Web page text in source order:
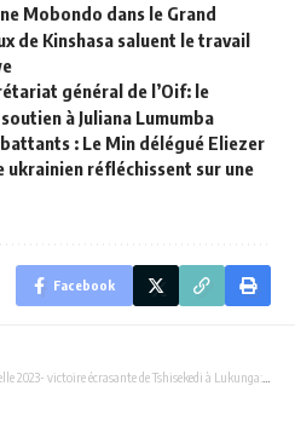
Mobondo dans le Grand
de Kinshasa saluent le travail
général de l’Oif: le
à Juliana Lumumba
: Le Min délégué Eliezer
réfléchissent sur une
Facebook
écrasante de Tshisekedi à Lukunga: Eliezer Ntambwe remercie les électeurs kinois et tous les membres de sa coordination.